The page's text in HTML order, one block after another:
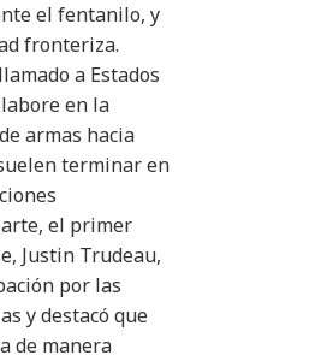
el fentanilo, y
fronteriza.
a Estados
en la
armas hacia
terminar en
el primer
Justin Trudeau,
por las
y destacó que
de manera